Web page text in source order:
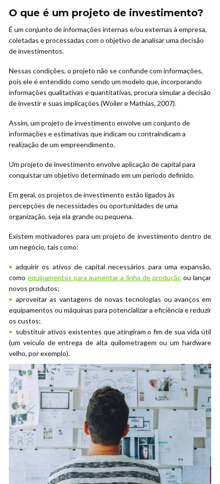
O que é um projeto de investimento?
É um conjunto de informações internas e/ou externas à empresa,
coletadas e processadas com o objetivo de analisar uma decisão
de investimentos.
Nessas condições, o projeto não se confunde com informações,
pois ele é entendido como sendo um modelo que, incorporando
informações qualitativas e quantitativas, procura simular a decisão
de investir e suas implicações (Woiler e Mathias, 2007).
Assim, um projeto de investimento envolve um conjunto de
informações e estimativas que indicam ou contraindicam a
realização de um empreendimento.
Um projeto de investimento envolve aplicação de capital para
conquistar um objetivo determinado em um período definido.
Em geral, os projetos de investimento estão ligados às
percepções de necessidades ou oportunidades de uma
organização, seja ela grande ou pequena.
Existem motivadores para um projeto de investimento dentro de
um negócio, tais como:
adquirir os ativos de capital necessários para uma expansão,
comoequipamentos para aumentar a linha de produção ou lançar
novos produtos;
aproveitar as vantagens de novas tecnologias ou avanços em
equipamentos ou máquinas para potencializar a eficiência e reduzir
os custos;
substituir ativos existentes que atingiram o fim de sua vida útil
(um veículo de entrega de alta quilometragem ou um hardware
velho, por exemplo).